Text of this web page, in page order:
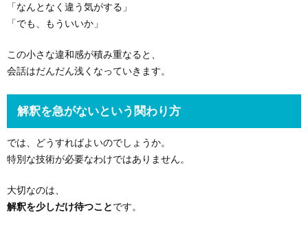
「なんとなく違う気がする」
「でも、もういいか」
この小さな違和感が積み重なると、
会話はだんだん浅くなっていきます。
解釈を急がないという関わり方
では、どうすればよいのでしょうか。
特別な技術が必要なわけではありません。
大切なのは、
解釈を少しだけ待つこと です。